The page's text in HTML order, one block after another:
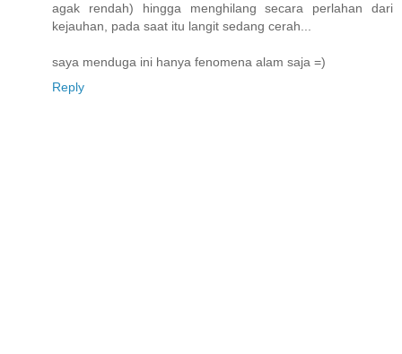
agak rendah) hingga menghilang secara perlahan dari
kejauhan, pada saat itu langit sedang cerah...
saya menduga ini hanya fenomena alam saja =)
Reply